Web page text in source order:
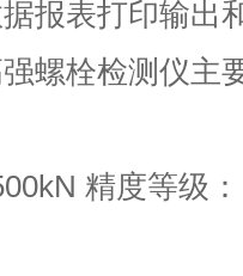
报表打印输出
螺栓检测仪主
精度等级